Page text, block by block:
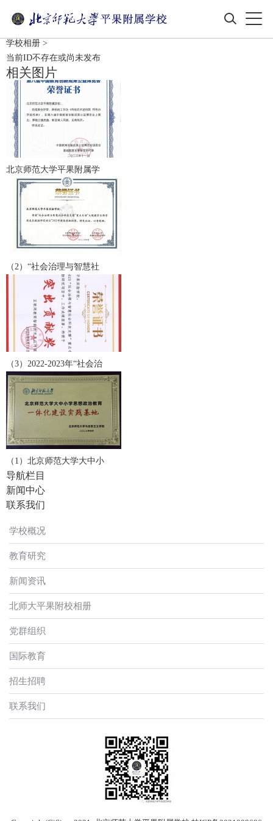
学校相册 >
当前ID不存在或尚未发布
相关图片
北京师范大学平果附属学
（2）“社会治理与智慧社
（3）2022-2023年“社会治
（1）北京师范大学大中小
导航栏目
新闻中心
联系我们
学校概况
教育研究
新闻资讯
北师大平果附校相册
党群组织
国际教育
招生招聘
联系我们